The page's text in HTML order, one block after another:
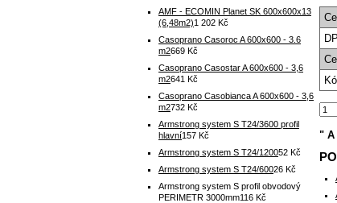
" A
AMF - ECOMIN Planet SK 600x600x13
(6,48m2)1 202 Kč
Casoprano Casoroc A 600x600 - 3.6
m2669 Kč
Casoprano Casostar A 600x600 - 3,6
m2641 Kč
Casoprano Casobianca A 600x600 - 3,6
m2732 Kč
Armstrong system S T24/3600 profil
hlavní157 Kč
Armstrong system S T24/120052 Kč
Armstrong system S T24/60026 Kč
Armstrong system S profil obvodový
PERIMETR 3000mm116 Kč